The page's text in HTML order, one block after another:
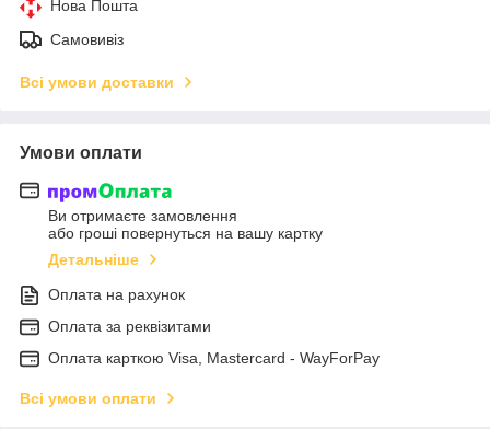
Нова Пошта
Самовивіз
Всі умови доставки
Умови оплати
Ви отримаєте замовлення
або гроші повернуться на вашу картку
Детальніше
Оплата на рахунок
Оплата за реквізитами
Оплата карткою Visa, Mastercard - WayForPay
Всі умови оплати